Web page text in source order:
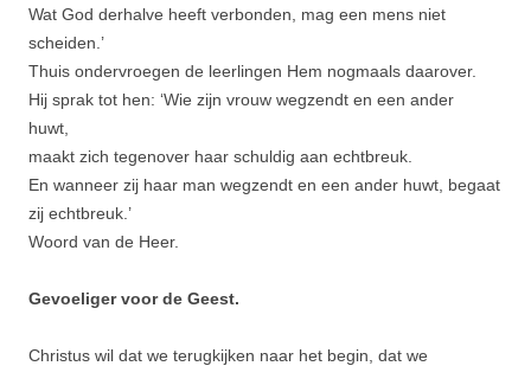
Wat God derhalve heeft verbonden, mag een mens niet
scheiden.’
Thuis ondervroegen de leerlingen Hem nogmaals daarover.
Hij sprak tot hen: ‘Wie zijn vrouw wegzendt en een ander
huwt,
maakt zich tegenover haar schuldig aan echtbreuk.
En wanneer zij haar man wegzendt en een ander huwt, begaat
zij echtbreuk.’
Woord van de Heer.
Gevoeliger voor de Geest.
Christus wil dat we terugkijken naar het begin, dat we